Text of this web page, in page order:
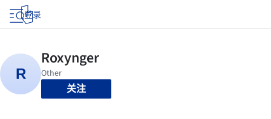
登录
关注